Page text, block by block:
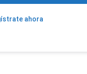
ahora